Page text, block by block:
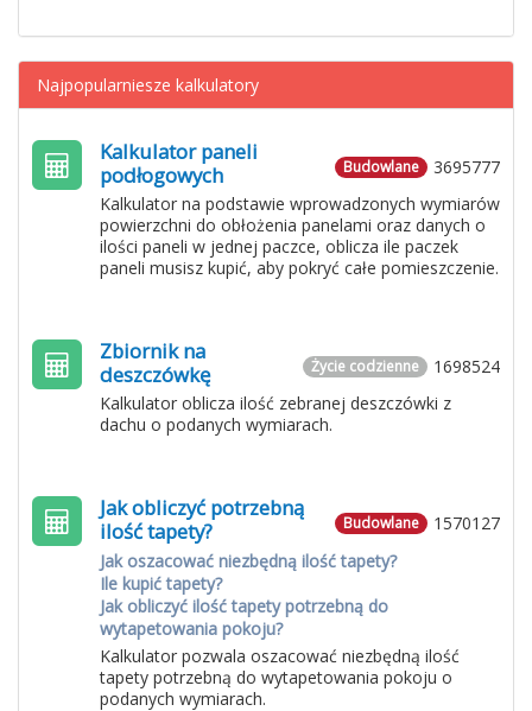
Najpopularniesze kalkulatory
3695777
Budowlane
Kalkulator paneli
podłogowych
Kalkulator na podstawie wprowadzonych wymiarów
powierzchni do obłożenia panelami oraz danych o
ilości paneli w jednej paczce, oblicza ile paczek
paneli musisz kupić, aby pokryć całe pomieszczenie.
1698524
Życie codzienne
Zbiornik na
deszczówkę
Kalkulator oblicza ilość zebranej deszczówki z
dachu o podanych wymiarach.
1570127
Budowlane
Jak obliczyć potrzebną
ilość tapety?
Jak oszacować niezbędną ilość tapety?
Ile kupić tapety?
Jak obliczyć ilość tapety potrzebną do
wytapetowania pokoju?
Kalkulator pozwala oszacować niezbędną ilość
tapety potrzebną do wytapetowania pokoju o
podanych wymiarach.